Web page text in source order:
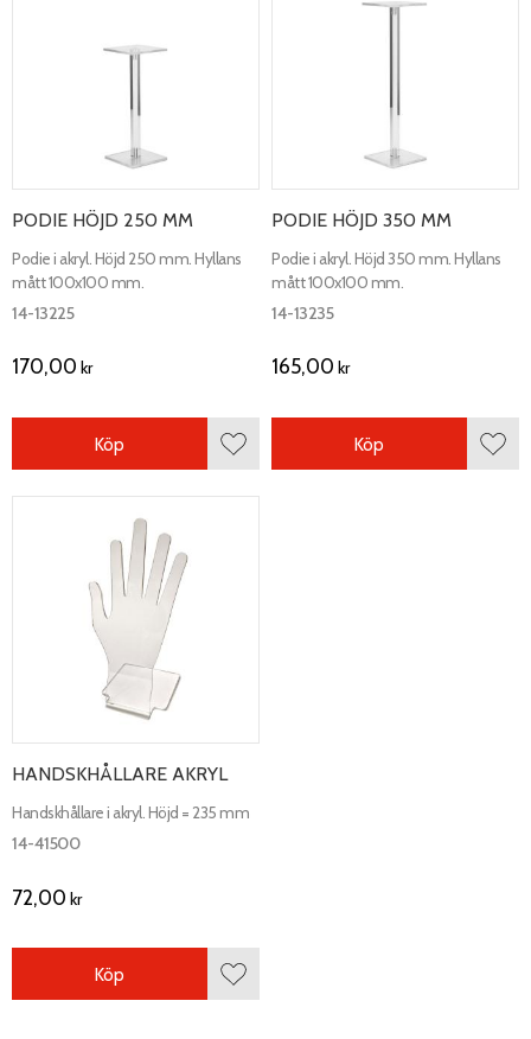
PODIE HÖJD 250 MM
Podie i akryl. Höjd 250 mm. Hyllans
mått 100x100 mm.
14-13225
170,00 kr
Lägg till i favoriter
Köp
PODIE HÖJD 350 MM
Podie i akryl. Höjd 350 mm. Hyllans
mått 100x100 mm.
14-13235
165,00 kr
Köp
HANDSKHÅLLARE AKRYL
Handskhållare i akryl. Höjd = 235 mm
14-41500
72,00 kr
Lägg till i favoriter
Köp